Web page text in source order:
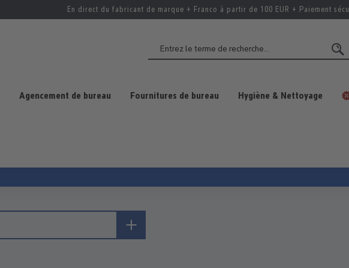
En direct du fabricant de marque + Franco à partir de 100 EUR + Paiement
Agencement de bureau Fournitures de bureau Hygiène & Nettoyage